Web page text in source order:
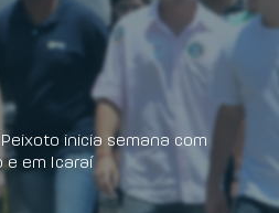
Peixoto inicia semana com
e em Icaraí